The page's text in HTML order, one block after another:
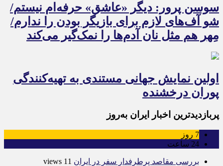
سوسن پرور: دیگر «عاشق» حرفه‌ام نیستم/
شو آف‌های لازم برای بازیگر بودن را ندارم/
مِهر هم مثل نان آدم‌ها را نمک‌گیر می‌کند
اولین نمایش جهانی مستندی به تهیه‌کنندگی
پوران درخشنده
پربازدیدترین اخبار ایران به‌روز
7 روز
24 ساعت
بررسی مقاصد پرطرفدار سفر در ایران 11 views